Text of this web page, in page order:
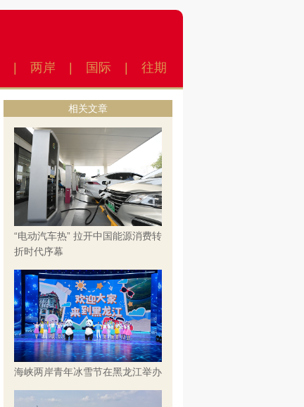
两岸 国际 往期
相关文章
“电动汽车热” 拉开中国能源消费转
折时代序幕
海峡两岸青年冰雪节在黑龙江举办